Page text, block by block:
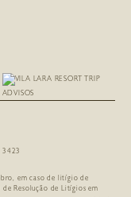
3423
em caso de litígio de
Resolução de Litígios em